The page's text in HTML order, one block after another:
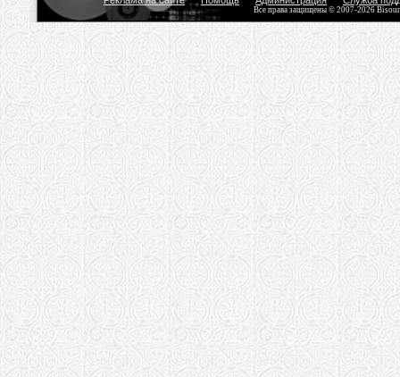
Все права защищены © 2007-2026